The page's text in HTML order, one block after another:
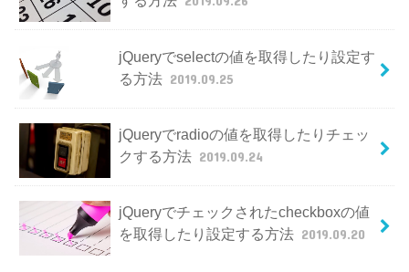
jQueryでselectの値を取得したり設定す
る方法 2019.09.25
jQueryでradioの値を取得したりチェッ
クする方法 2019.09.24
jQueryでチェックされたcheckboxの値
を取得したり設定する方法 2019.09.20